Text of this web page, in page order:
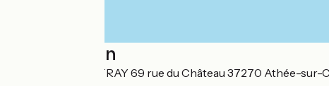
Localisation
CHATEAU DE NITRAY 69 rue du Château 37270 Athée-sur-